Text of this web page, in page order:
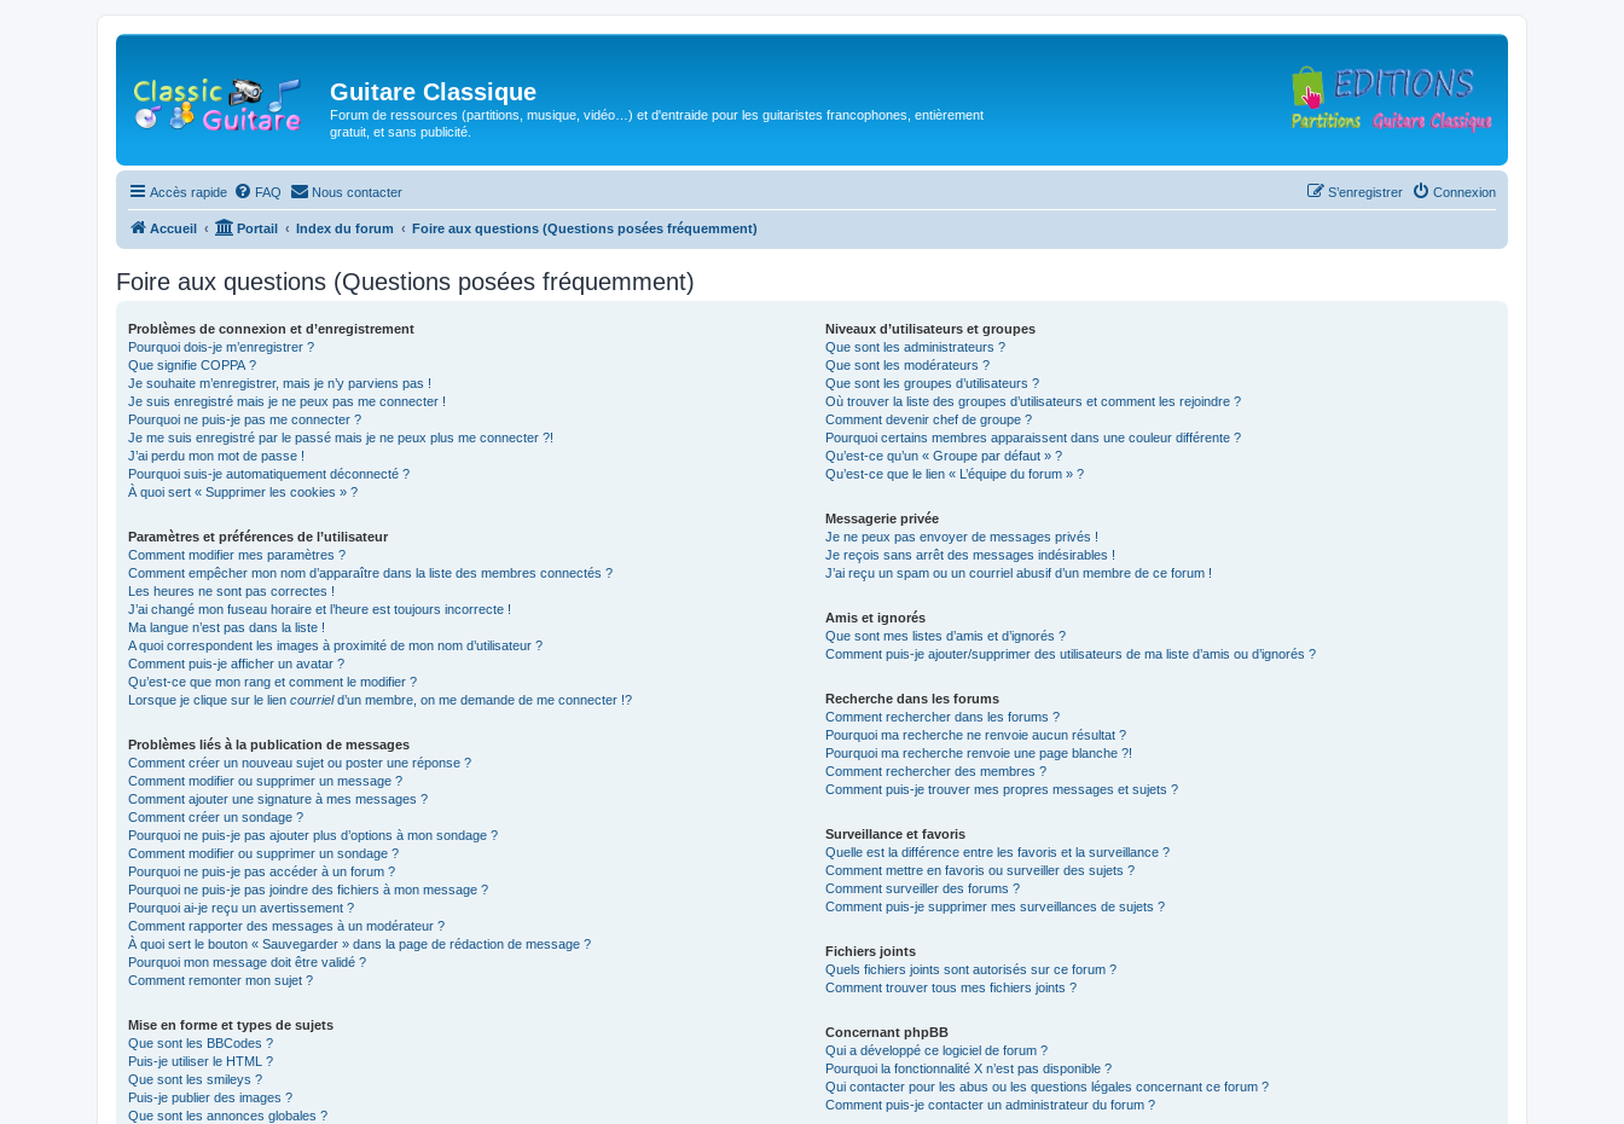
Guitare Classique
Forum de ressources (partitions, musique, vidéo…) et d'entraide pour les guitaristes francophones, entièrement
gratuit, et sans publicité.
Accès rapide FAQ Nous contacter Connexion
S’enregistrer
Accueil Portail Index du forum Foire aux questions (Questions posées fréquemment)
Foire aux questions (Questions posées fréquemment)
Problèmes de connexion et d’enregistrement
Pourquoi dois-je m’enregistrer ?
Que signifie COPPA ?
Je souhaite m’enregistrer, mais je n’y parviens pas !
Je suis enregistré mais je ne peux pas me connecter !
Pourquoi ne puis-je pas me connecter ?
Je me suis enregistré par le passé mais je ne peux plus me connecter ?!
J’ai perdu mon mot de passe !
Pourquoi suis-je automatiquement déconnecté ?
À quoi sert « Supprimer les cookies » ?
Paramètres et préférences de l’utilisateur
Comment modifier mes paramètres ?
Comment empêcher mon nom d’apparaître dans la liste des membres connectés ?
Les heures ne sont pas correctes !
J’ai changé mon fuseau horaire et l’heure est toujours incorrecte !
Ma langue n’est pas dans la liste !
A quoi correspondent les images à proximité de mon nom d’utilisateur ?
Comment puis-je afficher un avatar ?
Qu’est-ce que mon rang et comment le modifier ?
Lorsque je clique sur le lien courrield’un membre, on me demande de me connecter !?
Problèmes liés à la publication de messages
Comment créer un nouveau sujet ou poster une réponse ?
Comment modifier ou supprimer un message ?
Comment ajouter une signature à mes messages ?
Comment créer un sondage ?
Pourquoi ne puis-je pas ajouter plus d’options à mon sondage ?
Comment modifier ou supprimer un sondage ?
Pourquoi ne puis-je pas accéder à un forum ?
Pourquoi ne puis-je pas joindre des fichiers à mon message ?
Pourquoi ai-je reçu un avertissement ?
Comment rapporter des messages à un modérateur ?
À quoi sert le bouton « Sauvegarder » dans la page de rédaction de message ?
Pourquoi mon message doit être validé ?
Comment remonter mon sujet ?
Mise en forme et types de sujets
Que sont les BBCodes ?
Puis-je utiliser le HTML ?
Que sont les smileys ?
Puis-je publier des images ?
Que sont les annonces globales ?
Niveaux d’utilisateurs et groupes
Que sont les administrateurs ?
Que sont les modérateurs ?
Que sont les groupes d’utilisateurs ?
Où trouver la liste des groupes d’utilisateurs et comment les rejoindre ?
Comment devenir chef de groupe ?
Pourquoi certains membres apparaissent dans une couleur différente ?
Qu’est-ce qu’un « Groupe par défaut » ?
Qu’est-ce que le lien « L’équipe du forum » ?
Messagerie privée
Je ne peux pas envoyer de messages privés !
Je reçois sans arrêt des messages indésirables !
J’ai reçu un spam ou un courriel abusif d’un membre de ce forum !
Amis et ignorés
Que sont mes listes d’amis et d’ignorés ?
Comment puis-je ajouter/supprimer des utilisateurs de ma liste d’amis ou d’ignorés ?
Recherche dans les forums
Comment rechercher dans les forums ?
Pourquoi ma recherche ne renvoie aucun résultat ?
Pourquoi ma recherche renvoie une page blanche ?!
Comment rechercher des membres ?
Comment puis-je trouver mes propres messages et sujets ?
Surveillance et favoris
Quelle est la différence entre les favoris et la surveillance ?
Comment mettre en favoris ou surveiller des sujets ?
Comment surveiller des forums ?
Comment puis-je supprimer mes surveillances de sujets ?
Fichiers joints
Quels fichiers joints sont autorisés sur ce forum ?
Comment trouver tous mes fichiers joints ?
Concernant phpBB
Qui a développé ce logiciel de forum ?
Pourquoi la fonctionnalité X n’est pas disponible ?
Qui contacter pour les abus ou les questions légales concernant ce forum ?
Comment puis-je contacter un administrateur du forum ?